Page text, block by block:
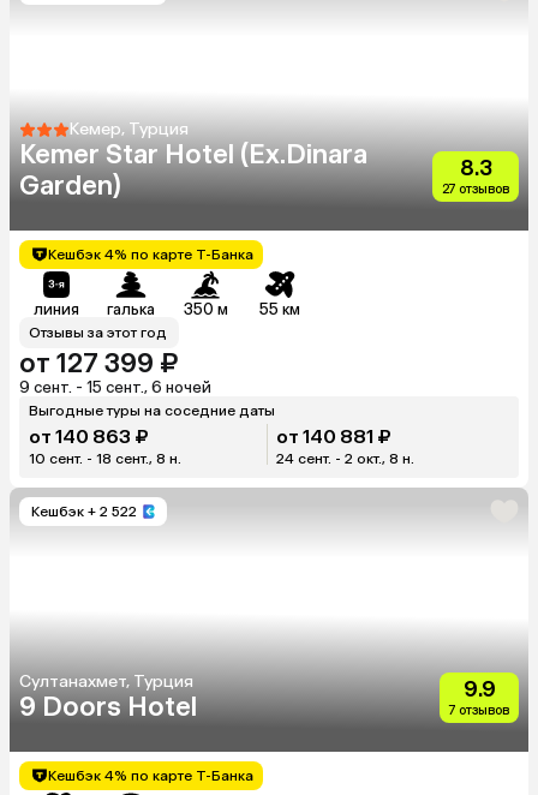
Кемер, Турция
Kemer Star Hotel (Ex.Dinara
Garden)
8.3
27 отзывов
Кешбэк 4% по карте Т-Банка
линия галька 350 м 55 км
Отзывы за этот год
от 127 399 ₽
9 сент. - 15 сент., 6 ночей
Выгодные туры на соседние даты
от 140 863 ₽
10 сент. - 18 сент., 8 н.
от 140 881 ₽
24 сент. - 2 окт., 8 н.
Кешбэк + 2 522
Султанахмет, Турция
9 Doors Hotel
9.9
7 отзывов
Кешбэк 4% по карте Т-Банка